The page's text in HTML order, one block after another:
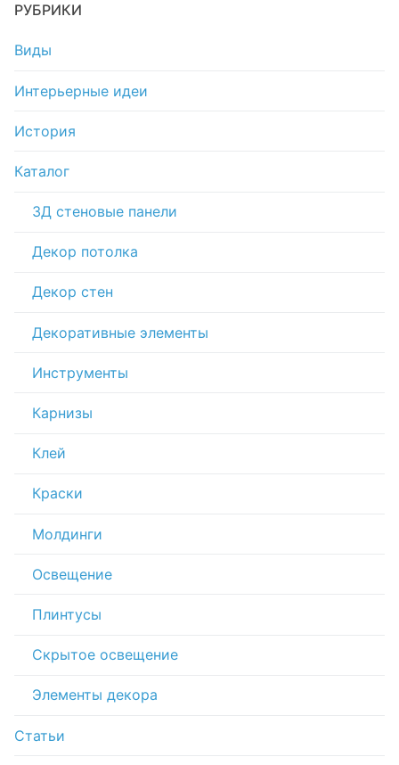
РУБРИКИ
Виды
Интерьерные идеи
История
Каталог
3Д стеновые панели
Декор потолка
Декор стен
Декоративные элементы
Инструменты
Карнизы
Клей
Краски
Молдинги
Освещение
Плинтусы
Скрытое освещение
Элементы декора
Статьи